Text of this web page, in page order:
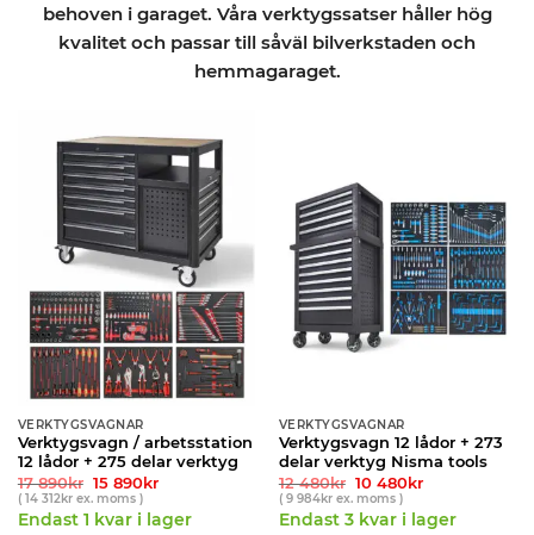
behoven i garaget. Våra verktygssatser håller hög
kvalitet och passar till såväl bilverkstaden och
hemmagaraget.
VERKTYGSVAGNAR
Verktygsvagn / arbetsstation
12 lådor + 275 delar verktyg
17 890kr Det
ursprungliga
priset
var:
15 890krDet
är:
( 14 312krex. moms )
Endast 1 kvar i lager
VERKTYGSVAGNAR
Verktygsvagn 12 lådor + 273
delar verktyg Nisma tools
12 480kr Det
ursprungliga
priset
var:
10 480krDet
är:
( 9 984krex. moms )
Endast 3 kvar i lager